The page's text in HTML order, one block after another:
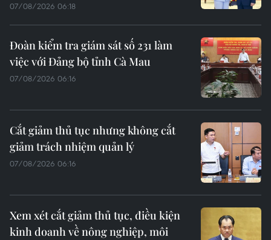
07/08/2026 06:18
Đoàn kiểm tra giám sát số 231 làm
việc với Đảng bộ tỉnh Cà Mau
07/08/2026 06:16
Cắt giảm thủ tục nhưng không cắt
giảm trách nhiệm quản lý
07/08/2026 06:16
Xem xét cắt giảm thủ tục, điều kiện
kinh doanh về nông nghiệp, môi